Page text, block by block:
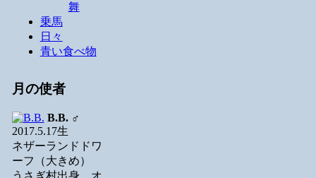
舞
乗馬
日々
青い食べ物
月の使者
B.B.♂
2017.5.17生
ネザーランドドワ
ーフ（大きめ）
うさぎ村出身、オ